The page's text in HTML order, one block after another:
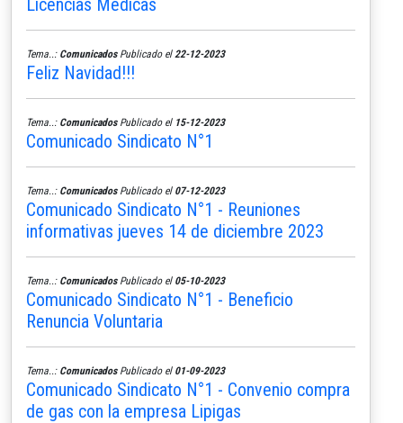
Tema..: ComunicadosPublicado el 22-12-2023
Feliz Navidad!!!
Tema..: ComunicadosPublicado el 15-12-2023
Comunicado Sindicato N°1
Tema..: ComunicadosPublicado el 07-12-2023
Comunicado Sindicato N°1 - Reuniones
informativas jueves 14 de diciembre 2023
Tema..: ComunicadosPublicado el 05-10-2023
Comunicado Sindicato N°1 - Beneficio
Renuncia Voluntaria
Tema..: ComunicadosPublicado el 01-09-2023
Comunicado Sindicato N°1 - Convenio compra
de gas con la empresa Lipigas